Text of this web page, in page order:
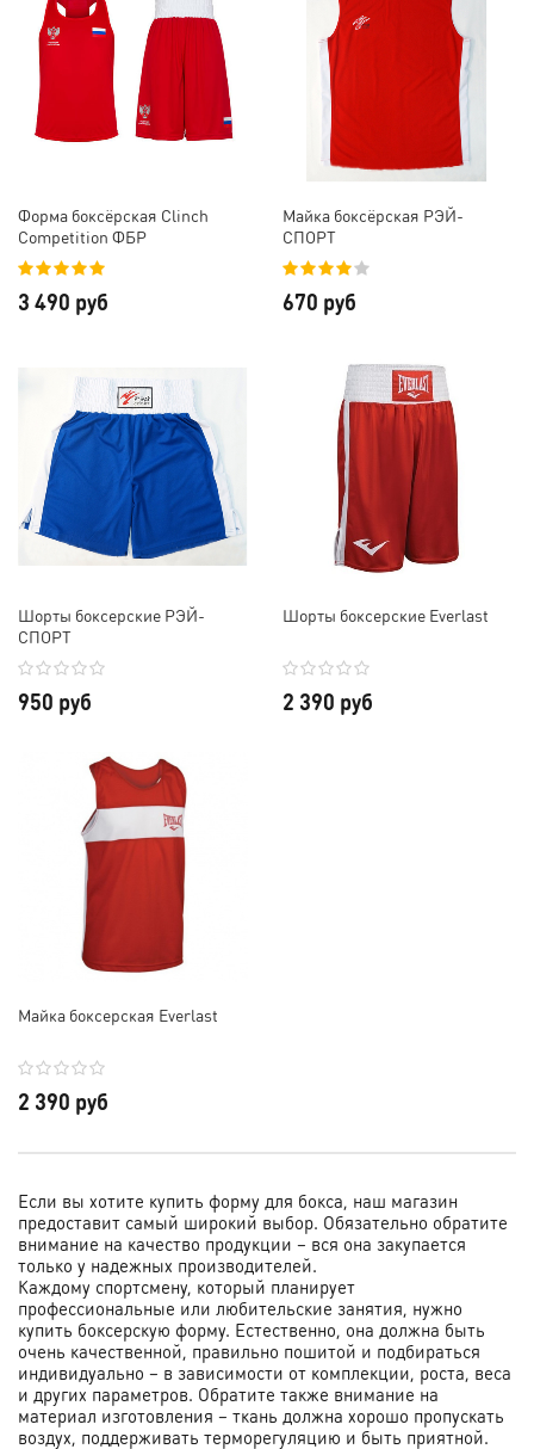
Форма боксёрская Clinch
Competition ФБР
3 490 руб
Майка боксёрская РЭЙ-
СПОРТ
670 руб
Шорты боксерские РЭЙ-
СПОРТ
950 руб
Шорты боксерские Everlast
2 390 руб
Майка боксерская Everlast
2 390 руб
Если вы хотите купить форму для бокса, наш магазин
предоставит самый широкий выбор. Обязательно обратите
внимание на качество продукции – вся она закупается
только у надежных производителей.
Каждому спортсмену, который планирует
профессиональные или любительские занятия, нужно
купить боксерскую форму. Естественно, она должна быть
очень качественной, правильно пошитой и подбираться
индивидуально – в зависимости от комплекции, роста, веса
и других параметров. Обратите также внимание на
материал изготовления – ткань должна хорошо пропускать
воздух, поддерживать терморегуляцию и быть приятной.